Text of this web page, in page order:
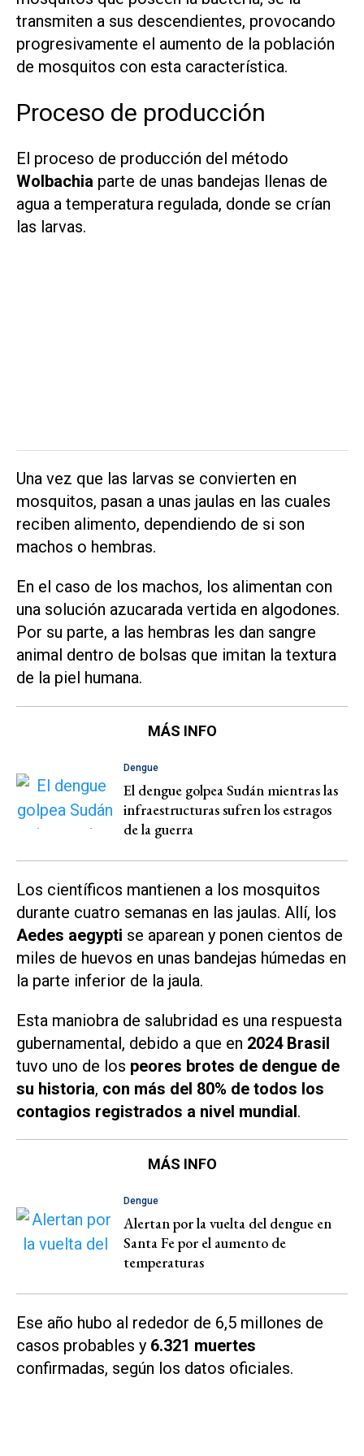
transmiten a sus descendientes, provocando
progresivamente el aumento de la población
de mosquitos con esta característica.
Proceso de producción
El proceso de producción del método
Wolbachia parte de unas bandejas llenas de
agua a temperatura regulada, donde se crían
las larvas.
Una vez que las larvas se convierten en
mosquitos, pasan a unas jaulas en las cuales
reciben alimento, dependiendo de si son
machos o hembras.
En el caso de los machos, los alimentan con
una solución azucarada vertida en algodones.
Por su parte, a las hembras les dan sangre
animal dentro de bolsas que imitan la textura
de la piel humana.
MÁS INFO
Dengue
El dengue golpea Sudán mientras las
infraestructuras sufren los estragos
de la guerra
Los científicos mantienen a los mosquitos
durante cuatro semanas en las jaulas. Allí, los
Aedes aegypti se aparean y ponen cientos de
miles de huevos en unas bandejas húmedas en
la parte inferior de la jaula.
Esta maniobra de salubridad es una respuesta
gubernamental, debido a que en 2024 Brasil
tuvo uno de los peores brotes de dengue de
su historia, con más del 80% de todos los
contagios registrados a nivel mundial.
MÁS INFO
Dengue
Alertan por la vuelta del dengue en
Santa Fe por el aumento de
temperaturas
Ese año hubo al rededor de 6,5 millones de
casos probables y 6.321 muertes
confirmadas, según los datos oficiales.